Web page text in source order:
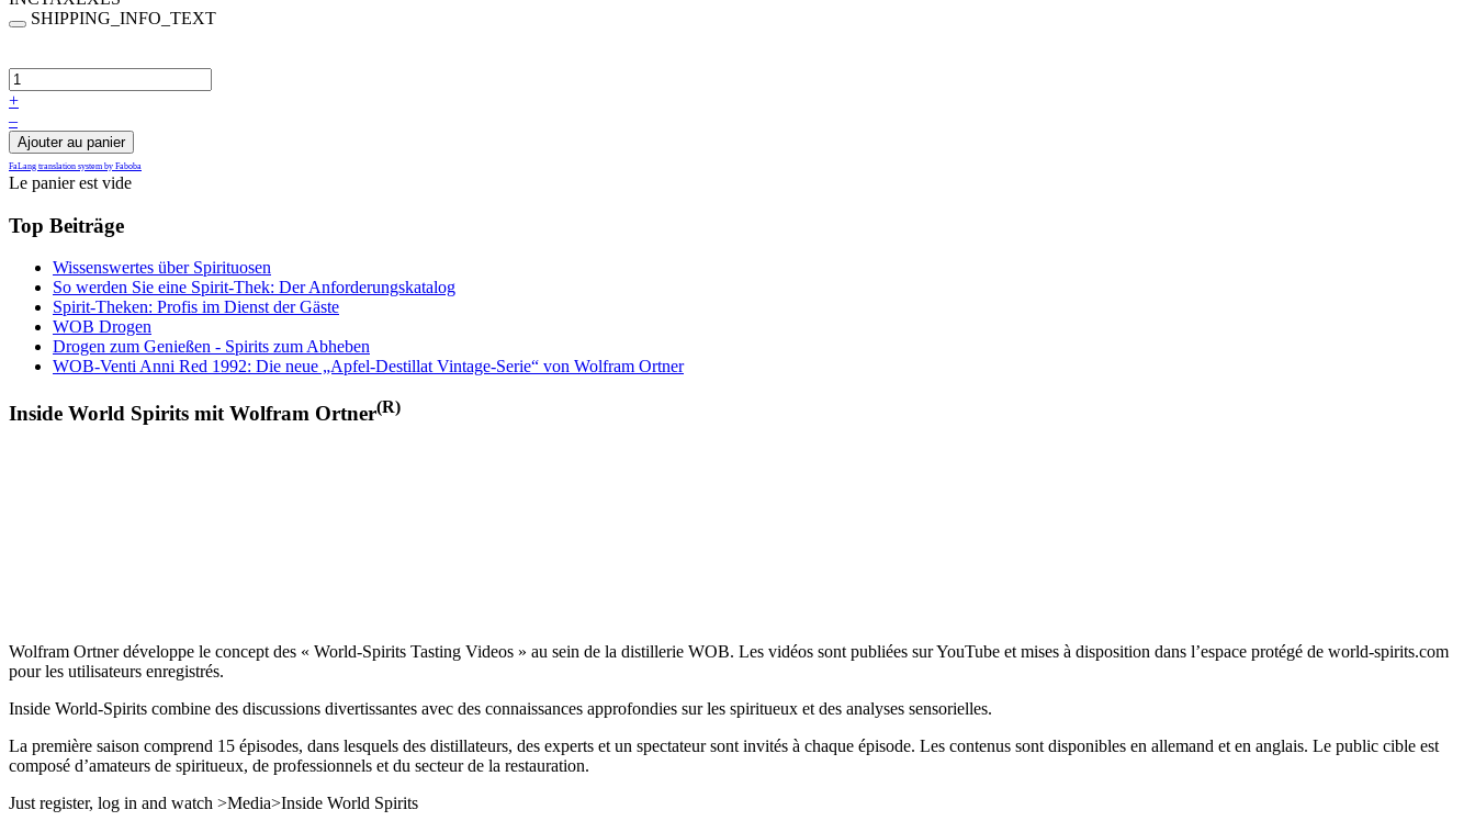
SHIPPING_INFO_TEXT
+
–
Ajouter au panier
FaLang translation system by Faboba
Le panier est vide
Top Beiträge
Wissenswertes über Spirituosen
So werden Sie eine Spirit-Thek: Der Anforderungskatalog
Spirit-Theken: Profis im Dienst der Gäste
WOB Drogen
Drogen zum Genießen - Spirits zum Abheben
WOB-Venti Anni Red 1992: Die neue „Apfel-Destillat Vintage-Serie“ von Wolfram Ortner
Inside World Spirits mit Wolfram Ortner(R)
Wolfram Ortner développe le concept des « World-Spirits Tasting Videos » au sein de la distillerie WOB. Les vidéos sont publiées sur YouTube et mises à disposition dans l’espace protégé de world-spirits.com
pour les utilisateurs enregistrés.
Inside World-Spirits combine des discussions divertissantes avec des connaissances approfondies sur les spiritueux et des analyses sensorielles.
La première saison comprend 15 épisodes, dans lesquels des distillateurs, des experts et un spectateur sont invités à chaque épisode. Les contenus sont disponibles en allemand et en anglais. Le public cible est
composé d’amateurs de spiritueux, de professionnels et du secteur de la restauration.
Just register, log in and watch >Media>Inside World Spirits